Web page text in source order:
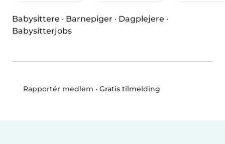
Babysittere · Barnepiger · Dagplejere ·
Babysitterjobs
Rapportér medlem • Gratis tilmelding